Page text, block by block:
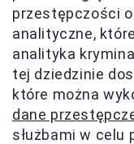
przestępczości
analityczne,
analityka
tej dziedzinie
które można
dane
służbami w celu